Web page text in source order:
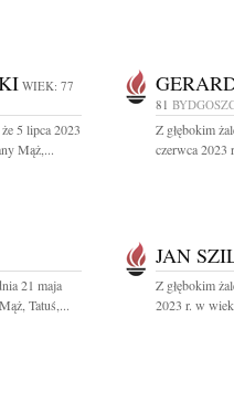
WIEK: 77
5 lipca 2023
Mąż,...
81
Z głębokim
czerwca 2023
21 maja
Tatuś,...
JAN
Z głębokim
2023 r. w